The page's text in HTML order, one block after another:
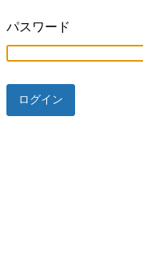
パスワード